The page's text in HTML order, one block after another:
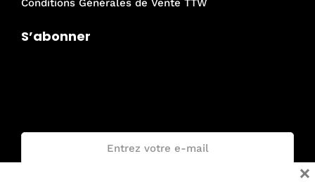
Conditions Générales de Vente TTW
S’abonner
×